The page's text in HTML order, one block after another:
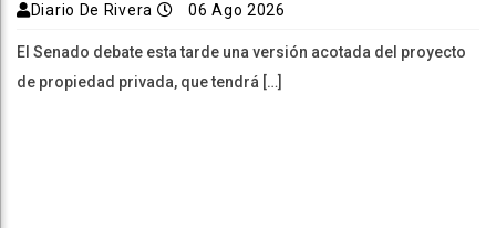
Diario De Rivera 06 Ago 2026
El Senado debate esta tarde una versión acotada del proyecto
de propiedad privada, que tendrá […]